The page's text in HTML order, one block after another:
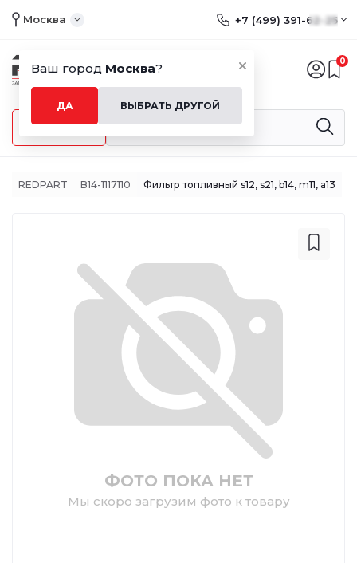
Ваш город Москва?
ДА ВЫБРАТЬ ДРУГОЙ
Москва +7 (499) 391-62-25
0
Меню
REDPART B14-1117110 Фильтр топливный s12, s21, b14, m11, a13
ФОТО ПОКА НЕТ
Мы скоро загрузим фото к товару